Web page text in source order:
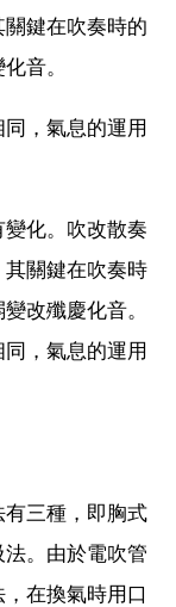
鍵在吹奏時的
音。
，氣息的運用
化。吹改散奏
關鍵在吹奏時
改殲慶化音。
，氣息的運用
三種，即胸式
。由於電吹管
在換氣時用口